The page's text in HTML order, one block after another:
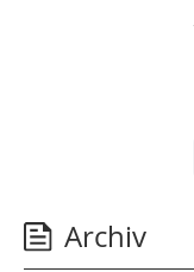
Archiv